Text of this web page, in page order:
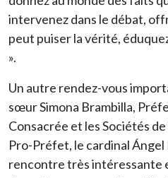
intervenez dans le débat,
peut puiser la vérité,
».
Un autre rendez-vous
sœur Simona Brambilla,
Consacrée et les Sociétés
Pro-Préfet, le cardinal
rencontre très intéressante